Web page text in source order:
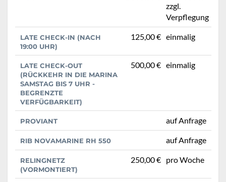
zzgl.
Verpflegung
LATE CHECK-IN (NACH
19:00 UHR)
125,00 € einmalig
LATE CHECK-OUT
(RÜCKKEHR IN DIE MARINA
SAMSTAG BIS 7 UHR -
BEGRENZTE
VERFÜGBARKEIT)
500,00 € einmalig
PROVIANT auf Anfrage
RIB NOVAMARINE RH 550 auf Anfrage
RELINGNETZ
(VORMONTIERT)
250,00 € pro Woche